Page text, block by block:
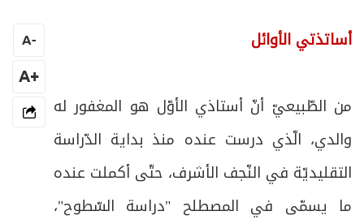
أساتذتي الأوائل
من الطّبيعيّ أنّ أستاذي الأوّل هو المغفور له
والدي، الّذي درست عنده منذ بداية الدّراسة
التقليديّة في النّجف الأشرف، حتّى أكملت عنده
ما يسمّى في المصطلح "دراسة السّطوح"،
-
A
+A